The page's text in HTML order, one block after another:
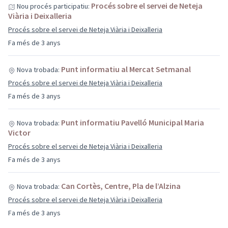
Fa més de 3 anys
Nou procés participatiu: Procés sobre el servei de Neteja
Viària i Deixalleria
Procés sobre el servei de Neteja Viària i Deixalleria
Fa més de 3 anys
Nova trobada: Punt informatiu al Mercat Setmanal
Procés sobre el servei de Neteja Viària i Deixalleria
Fa més de 3 anys
Nova trobada: Punt informatiu Pavelló Municipal Maria
Victor
Procés sobre el servei de Neteja Viària i Deixalleria
Fa més de 3 anys
Nova trobada: Can Cortès, Centre, Pla de l’Alzina
Procés sobre el servei de Neteja Viària i Deixalleria